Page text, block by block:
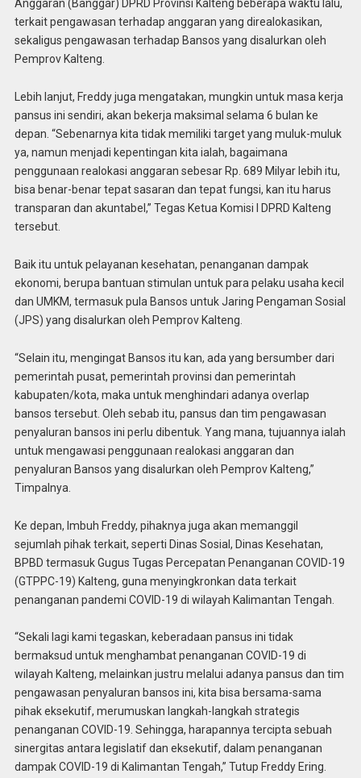
Anggaran (Banggar) DPRD Provinsi Kalteng beberapa waktu lalu,
terkait pengawasan terhadap anggaran yang direalokasikan,
sekaligus pengawasan terhadap Bansos yang disalurkan oleh
Pemprov Kalteng.
Lebih lanjut, Freddy juga mengatakan, mungkin untuk masa kerja
pansus ini sendiri, akan bekerja maksimal selama 6 bulan ke
depan. “Sebenarnya kita tidak memiliki target yang muluk-muluk
ya, namun menjadi kepentingan kita ialah, bagaimana
penggunaan realokasi anggaran sebesar Rp. 689 Milyar lebih itu,
bisa benar-benar tepat sasaran dan tepat fungsi, kan itu harus
transparan dan akuntabel,” Tegas Ketua Komisi I DPRD Kalteng
tersebut.
Baik itu untuk pelayanan kesehatan, penanganan dampak
ekonomi, berupa bantuan stimulan untuk para pelaku usaha kecil
dan UMKM, termasuk pula Bansos untuk Jaring Pengaman Sosial
(JPS) yang disalurkan oleh Pemprov Kalteng.
“Selain itu, mengingat Bansos itu kan, ada yang bersumber dari
pemerintah pusat, pemerintah provinsi dan pemerintah
kabupaten/kota, maka untuk menghindari adanya overlap
bansos tersebut. Oleh sebab itu, pansus dan tim pengawasan
penyaluran bansos ini perlu dibentuk. Yang mana, tujuannya ialah
untuk mengawasi penggunaan realokasi anggaran dan
penyaluran Bansos yang disalurkan oleh Pemprov Kalteng,”
Timpalnya.
Ke depan, Imbuh Freddy, pihaknya juga akan memanggil
sejumlah pihak terkait, seperti Dinas Sosial, Dinas Kesehatan,
BPBD termasuk Gugus Tugas Percepatan Penanganan COVID-19
(GTPPC-19) Kalteng, guna menyingkronkan data terkait
penanganan pandemi COVID-19 di wilayah Kalimantan Tengah.
“Sekali lagi kami tegaskan, keberadaan pansus ini tidak
bermaksud untuk menghambat penanganan COVID-19 di
wilayah Kalteng, melainkan justru melalui adanya pansus dan tim
pengawasan penyaluran bansos ini, kita bisa bersama-sama
pihak eksekutif, merumuskan langkah-langkah strategis
penanganan COVID-19. Sehingga, harapannya tercipta sebuah
sinergitas antara legislatif dan eksekutif, dalam penanganan
dampak COVID-19 di Kalimantan Tengah,” Tutup Freddy Ering.